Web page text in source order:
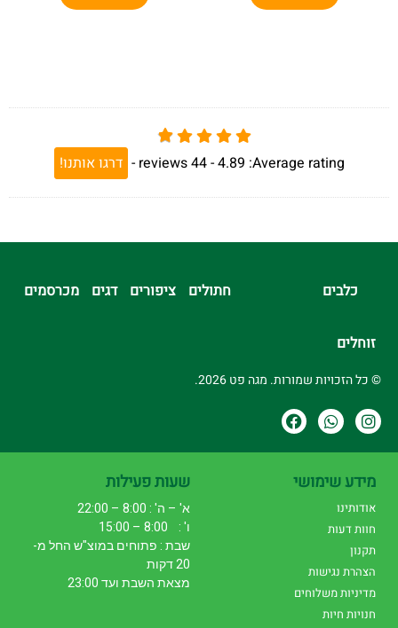
Average rating:
4.89 -
44
reviews
- דרגו אותנו!
כלבים חתולים ציפורים דגים מכרסמים
זוחלים
© כל הזכויות שמורות. מגה פט 2026.
מידע שימושי
אודותינו
חוות דעות
תקנון
הצהרת נגישות
מדיניות משלוחים
חנויות חיות
שעות פעילות
א' – ה' : 8:00 – 22:00
ו' : 8:00 – 15:00
שבת : פתוחים במוצ"ש החל מ-
20 דקות
מצאת השבת ועד 23:00